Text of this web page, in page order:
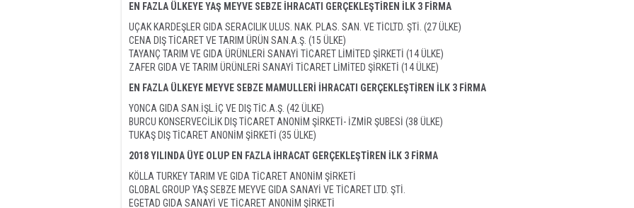
EN FAZLA ÜLKEYE YAŞ MEYVE SEBZE İHRACATI GERÇEKLEŞTİREN İLK 3 FİRMA
UÇAK KARDEŞLER GIDA SERACILIK ULUS. NAK. PLAS. SAN. VE TİCLTD. ŞTİ. (27 ÜLKE)
CENA DIŞ TİCARET VE TARIM ÜRÜN SAN.A.Ş. (15 ÜLKE)
TAYANÇ TARIM VE GIDA ÜRÜNLERİ SANAYİ TİCARET LİMİTED ŞİRKETİ (14 ÜLKE)
ZAFER GIDA VE TARIM ÜRÜNLERİ SANAYİ TİCARET LİMİTED ŞİRKETİ (14 ÜLKE)
EN FAZLA ÜLKEYE MEYVE SEBZE MAMULLERİ İHRACATI GERÇEKLEŞTİREN İLK 3 FİRMA
YONCA GIDA SAN.İŞL.İÇ VE DIŞ TİC.A.Ş. (42 ÜLKE)
BURCU KONSERVECİLİK DIŞ TİCARET ANONİM ŞİRKETİ- İZMİR ŞUBESİ (38 ÜLKE)
TUKAŞ DIŞ TİCARET ANONİM ŞİRKETİ (35 ÜLKE)
2018 YILINDA ÜYE OLUP EN FAZLA İHRACAT GERÇEKLEŞTİREN İLK 3 FİRMA
KÖLLA TURKEY TARIM VE GIDA TİCARET ANONİM ŞİRKETİ
GLOBAL GROUP YAŞ SEBZE MEYVE GIDA SANAYİ VE TİCARET LTD. ŞTİ.
EGETAD GIDA SANAYİ VE TİCARET ANONİM ŞİRKETİ